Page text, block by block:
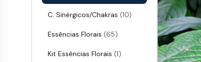
C. Sinérgicos/Chakras (10)
Essências Florais (65)
Kit Essências Florais (1)